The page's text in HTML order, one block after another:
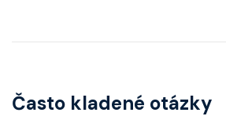
Často kladené otázky